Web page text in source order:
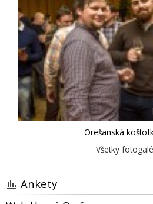
Orešanská
Všetky
Ankety